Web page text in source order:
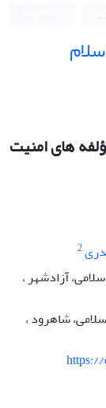
های امنیت
2
آزادشهر ،
شاهرود ،